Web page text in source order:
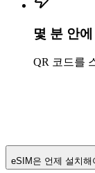
몇 분 안
QR 코드를
eSIM은 언제 설치해